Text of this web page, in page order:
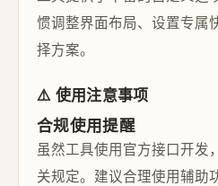
惯调整界面布局、设置专属
择方案。
⚠️ 使用注意事项
合规使用提醒
虽然工具使用官方接口开发
关规定。建议合理使用辅助